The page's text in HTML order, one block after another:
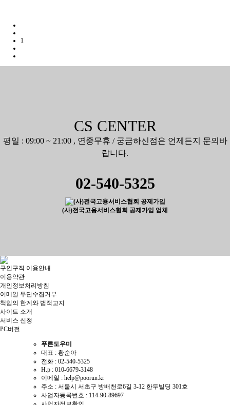
1
CS CENTER
평일 : 09:00 ~ 21:00 , 연중무휴 / 궁금하신점은 언제든지 문의바
랍니다.
02-540-5325
(사)전국고용서비스협회 공제가입 업체
구인구직 이용안내
이용약관
개인정보처리방침
이메일 무단수집거부
책임의 한계와 법적고지
사이트 소개
서비스 신청
PC버전
푸른도우미
대표 : 황순아
전화 : 02-540-5325
H.p : 010-6679-3148
이메일 : help@poorun.kr
주소 : 서울시 서초구 방배천로6길 3-12 한두빌딩 301호
사업자등록번호 : 114-90-89697